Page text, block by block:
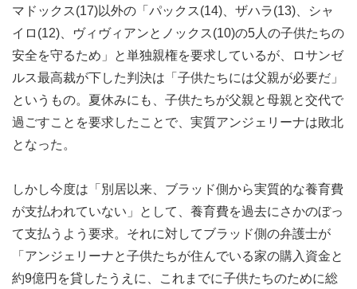
マドックス(17)以外の「パックス(14)、ザハラ(13)、シャ
イロ(12)、ヴィヴィアンとノックス(10)の5人の子供たちの
安全を守るため」と単独親権を要求しているが、ロサンゼ
ルス最高裁が下した判決は「子供たちには父親が必要だ」
というもの。夏休みにも、子供たちが父親と母親と交代で
過ごすことを要求したことで、実質アンジェリーナは敗北
となった。
しかし今度は「別居以来、ブラッド側から実質的な養育費
が支払われていない」として、養育費を過去にさかのぼっ
て支払うよう要求。それに対してブラッド側の弁護士が
「アンジェリーナと子供たちが住んでいる家の購入資金と
約9億円を貸したうえに、これまでに子供たちのために総